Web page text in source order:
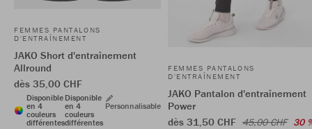
FEMMES PANTALONS
D'ENTRAÎNEMENT
JAKO Short d'entraînement
Allround
dès 35,00 CHF
Disponible
en 4
couleurs
différentes
Disponible
en 4
couleurs
différentes
Personnalisable
FEMMES PANTALONS
D'ENTRAÎNEMENT
JAKO Pantalon d'entraînement
Power
dès 31,50 CHF 45,00 CHF 30